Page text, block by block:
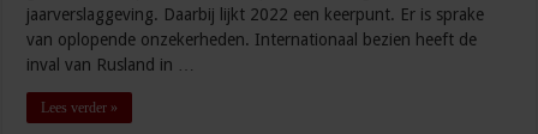
jaarverslaggeving. Daarbij lijkt 2022 een keerpunt. Er is sprake
van oplopende onzekerheden. Internationaal bezien heeft de
inval van Rusland in …
Lees verder »